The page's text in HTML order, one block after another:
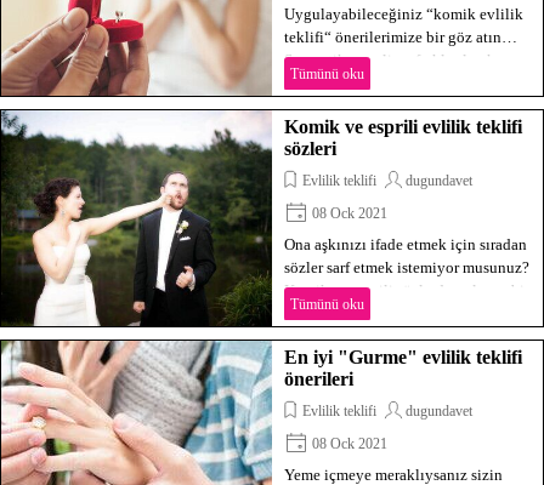
Uygulayabileceğiniz “komik evlilik
teklifi“ önerilerimize bir göz atın…
Sempatik, neşeli ve farklı olmak
isteyenler buraya.
Tümünü oku
Komik ve esprili evlilik teklifi
sözleri
Evlilik teklifi
dugundavet
08 Ock 2021
Ona aşkınızı ifade etmek için sıradan
sözler sarf etmek istemiyor musunuz?
Komik ve esprili sözlerden oluşan bir
evlilik teklifi, her zaman daha etkili
ve akılda kalıcıdır. İşte sizin için
hazırladığımız, sempatik
görünmenize yardımcı olacak komik
evlilik teklifi sözleri.
Tümünü oku
En iyi "Gurme" evlilik teklifi
önerileri
Evlilik teklifi
dugundavet
08 Ock 2021
Yeme içmeye meraklıysanız sizin